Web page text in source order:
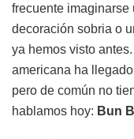
frecuente imaginarse
decoración sobria o
ya hemos visto
americana ha
pero de común no
hablamos hoy: Bun